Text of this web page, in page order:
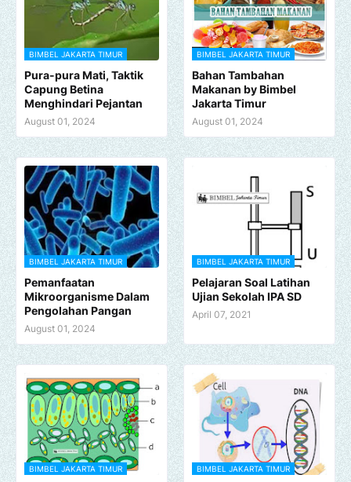
BIMBEL JAKARTA TIMUR
Pura-pura Mati, Taktik
Capung Betina
Menghindari Pejantan
August 01, 2024
BIMBEL JAKARTA TIMUR
Bahan Tambahan
Makanan by Bimbel
Jakarta Timur
August 01, 2024
BIMBEL JAKARTA TIMUR
Pemanfaatan
Mikroorganisme Dalam
Pengolahan Pangan
August 01, 2024
BIMBEL JAKARTA TIMUR
Pelajaran Soal Latihan
Ujian Sekolah IPA SD
April 07, 2021
BIMBEL JAKARTA TIMUR BIMBEL JAKARTA TIMUR